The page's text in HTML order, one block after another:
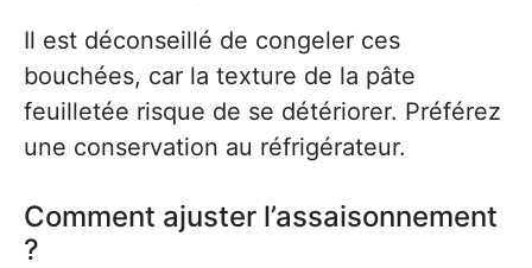
Il est déconseillé de congeler ces
bouchées, car la texture de la pâte
feuilletée risque de se détériorer. Préférez
une conservation au réfrigérateur.
Comment ajuster l’assaisonnement
?